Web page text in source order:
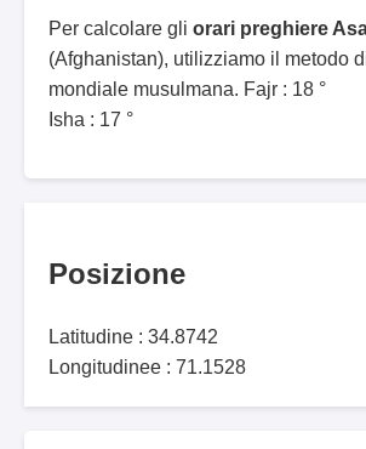
Per calcolare gli orari preghiere
(Afghanistan), utilizziamo il metodo
mondiale musulmana. Fajr : 18 °
Isha : 17 °
Posizione
Latitudine : 34.8742
Longitudinee : 71.1528